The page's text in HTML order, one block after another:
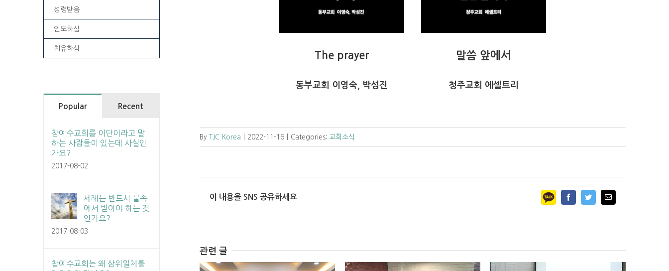
The prayer
동부교회 이영숙, 박성진
말씀 앞에서
청주교회 에셀트리
By TJC Korea 2022-11-16 Categories: 교회소식
이 내용을 SNS 공유하세요 FacebookTwitterEmail
관련 글
성령받음
인도하심
치유하심
Popular Recent
참예수교회를 이단이라고 말
하는 사람들이 있는데 사실인
가요?
2017-08-02
세례는 반드시 물속
에서 받아야 하는 것
인가요?
2017-08-03
참예수교회는 왜 삼위일체를